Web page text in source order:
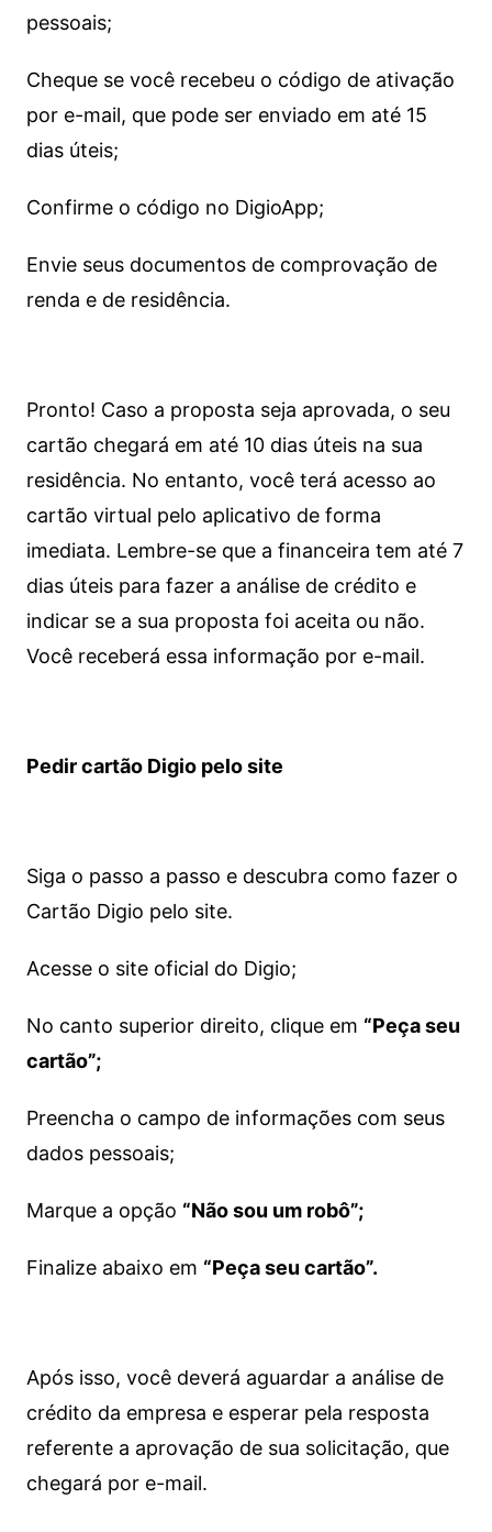
pessoais;
Cheque se você recebeu o código de ativação
por e-mail, que pode ser enviado em até 15
dias úteis;
Confirme o código no DigioApp;
Envie seus documentos de comprovação de
renda e de residência.
Pronto! Caso a proposta seja aprovada, o seu
cartão chegará em até 10 dias úteis na sua
residência. No entanto, você terá acesso ao
cartão virtual pelo aplicativo de forma
imediata. Lembre-se que a financeira tem até 7
dias úteis para fazer a análise de crédito e
indicar se a sua proposta foi aceita ou não.
Você receberá essa informação por e-mail.
Pedir cartão Digio pelo site
Siga o passo a passo e descubra como fazer o
Cartão Digio pelo site.
Acesse o site oficial do Digio;
No canto superior direito, clique em “Peça seu
cartão”;
Preencha o campo de informações com seus
dados pessoais;
Marque a opção “Não sou um robô”;
Finalize abaixo em “Peça seu cartão”.
Após isso, você deverá aguardar a análise de
crédito da empresa e esperar pela resposta
referente a aprovação de sua solicitação, que
chegará por e-mail.